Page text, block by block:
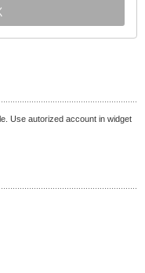
Use autorized account in widget